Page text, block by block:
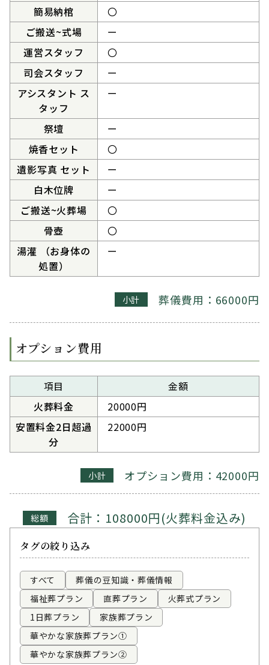
簡易納棺
〇
ご搬送~式場
ー
運営スタッフ
〇
司会スタッフ
ー
アシスタント ス
タッフ
ー
祭壇
ー
焼香セット
〇
遺影写真 セット
ー
白木位牌
ー
ご搬送~火葬場
〇
骨壺
〇
湯灌 （お身体の
処置）
ー
小計 葬儀費用：66000円
オプション費用
項目
金額
火葬料金
20000円
安置料金2日超過
分
22000円
小計 オプション費用：42000円
総額 合計：108000円(火葬料金込み)
タグの絞り込み
すべて
葬儀の豆知識・葬儀情報
福祉葬プラン
直葬プラン
火葬式プラン
1日葬プラン
家族葬プラン
華やかな家族葬プラン①
華やかな家族葬プラン②